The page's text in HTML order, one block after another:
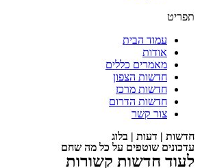
תפריט
עמוד הבית
אודות
מאמרים כללים
חדשות הצפון
חדשות מרכז
חדשות הדרום
צור קשר
חדשות | דעות | בלוג
עדכונים שוטפים על כל מה שחם
לעוד חדשות קשורות